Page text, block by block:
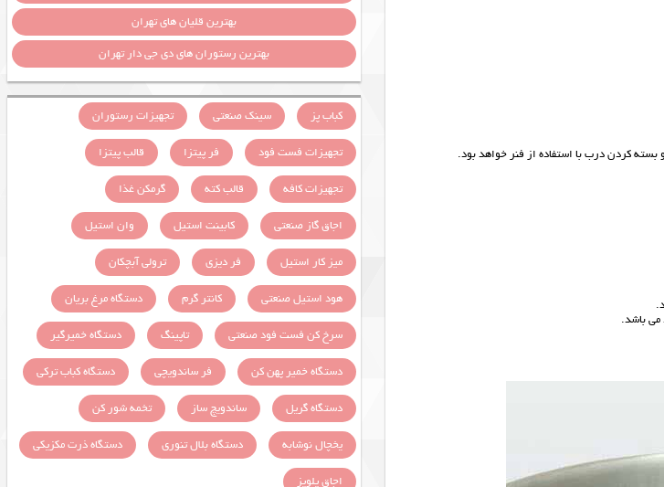
باشد.
بهترین قلیان های تهران
بهترین رستوران های دی جی دار تهران
کباب پز سینک صنعتی
تجهیزات رستوران
تجهیزات فست فود
فر پیتزا
قالب پیتزا
تجهیزات کافه
قالب کته
گرمکن غذا
اجاق گاز صنعتی
کابینت استیل
وان استیل
میز کار استیل
فر دیزی
ترولی آبچکان
هود استیل صنعتی
کانتر گرم
دستگاه مرغ بریان
سرخ کن فست فود صنعتی
تاپینگ
دستگاه خمیرگیر
دستگاه خمیر پهن کن
فر ساندویچی
دستگاه کباب ترکی
دستگاه گریل
ساندویچ ساز
تخمه شور کن
یخچال نوشابه
دستگاه بلال تنوری
دستگاه ذرت مکزیکی
اجاق پلوپز